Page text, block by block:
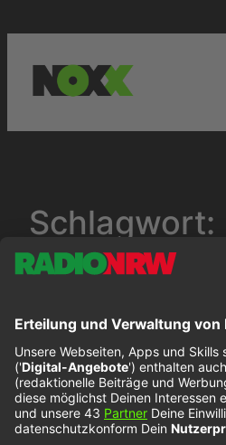
springen
Schlagwort:
Giesinger